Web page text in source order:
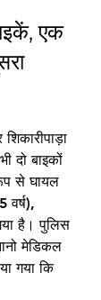
एक
दो बाइकों
से घायल
वर्ष),
है। पुलिस
मेडिकल
गया कि